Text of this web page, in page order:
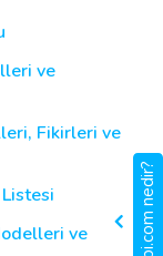
ve
Fikirleri ve
ve
gigbi.com nedir?